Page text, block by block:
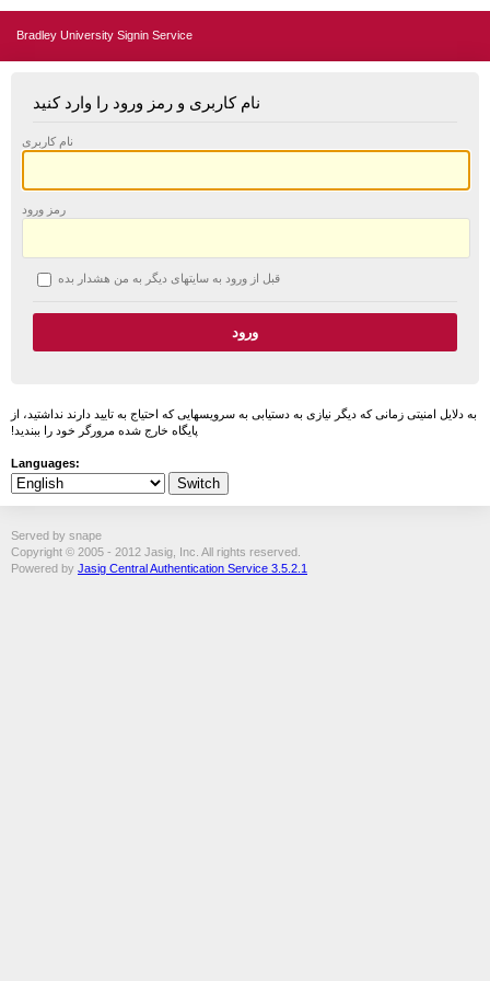
Bradley University Signin Service
نام کاربری و رمز ورود را وارد کنید
نام کاربری
رمز ورود
قبل از ورود به سایتهای دیگر به من هشدار بده
به دلایل امنیتی زمانی که دیگر نیازی به دستیابی به سرویسهایی که احتیاج به تایید دارند نداشتید، از
پایگاه خارج شده مرورگر خود را ببندید!
Languages:
Served by snape
Copyright © 2005 - 2012 Jasig, Inc. All rights reserved.
Powered by Jasig Central Authentication Service 3.5.2.1